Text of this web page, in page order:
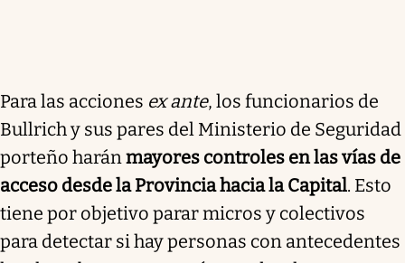
Para las acciones ex ante, los funcionarios de
Bullrich y sus pares del Ministerio de Seguridad
porteño haránmayores controles en las vías de
acceso desde la Provincia hacia la Capital. Esto
tiene por objetivo parar micros y colectivos
para detectar si hay personas con antecedentes